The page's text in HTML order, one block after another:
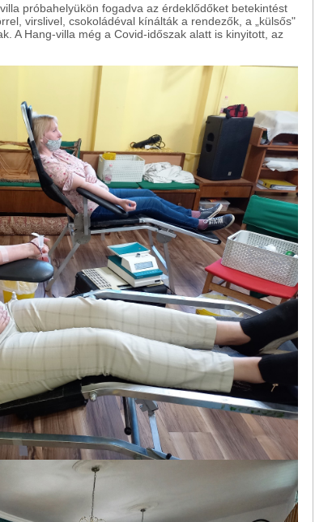
próbahelyükön fogadva az érdeklődőket betekintést
virslivel, csokoládéval kínálták a rendezők, a „külsős"
A Hang-villa még a Covid-időszak alatt is kinyitott, az